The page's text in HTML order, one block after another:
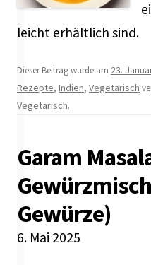
leicht erhältlich sind.
Dieser Beitrag wurde am 23.
Rezepte, Indien, Vegetarisch
Vegetarisch.
Garam
Gewürze)
6. Mai 2025